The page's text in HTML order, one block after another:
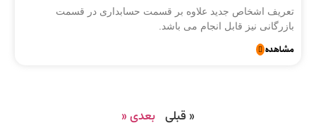
تعریف اشخاص جدید علاوه بر قسمت حسابداری در قسمت
بازرگانی نیز قابل انجام می باشد.
مشاهده
« قبلی بعدی «